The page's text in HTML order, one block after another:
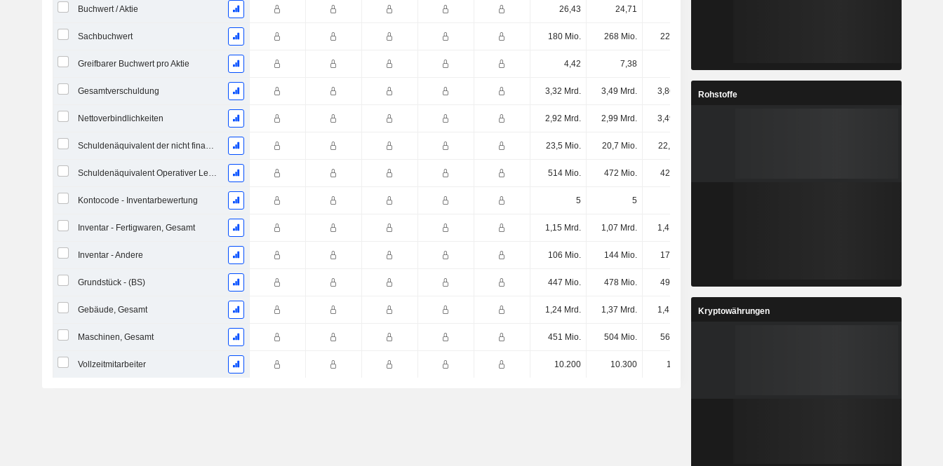
Buchwert / Aktie 26,43 24,71
Sachbuchwert 180 Mio. 268 Mio. 221 Mio.
Greifbarer Buchwert pro Aktie 4,42 7,38
Gesamtverschuldung 3,32 Mrd. 3,49 Mrd. 3,86 Mrd. 4,13 Mrd.
Nettoverbindlichkeiten 2,92 Mrd. 2,99 Mrd. 3,49 Mrd.
Schuldenäquivalent der nicht finanzierten projizierten Leistungspflicht 23,5 Mio. 20,7 Mio. 22,3 Mio.
Schuldenäquivalent Operativer Leasingverträge 514 Mio. 472 Mio. 421 Mio.
Kontocode - Inventarbewertung 5 5
Inventar - Fertigwaren, Gesamt 1,15 Mrd. 1,07 Mrd. 1,41 Mrd.
Inventar - Andere 106 Mio. 144 Mio. 173 Mio.
Grundstück - (BS) 447 Mio. 478 Mio. 493 Mio.
Gebäude, Gesamt 1,24 Mrd. 1,37 Mrd. 1,41 Mrd. 1,49 Mrd. 1,55 Mrd.
Maschinen, Gesamt 451 Mio. 504 Mio. 563 Mio.
Vollzeitmitarbeiter 10.200 10.300 10.500
Rohstoffe
Kryptowährungen